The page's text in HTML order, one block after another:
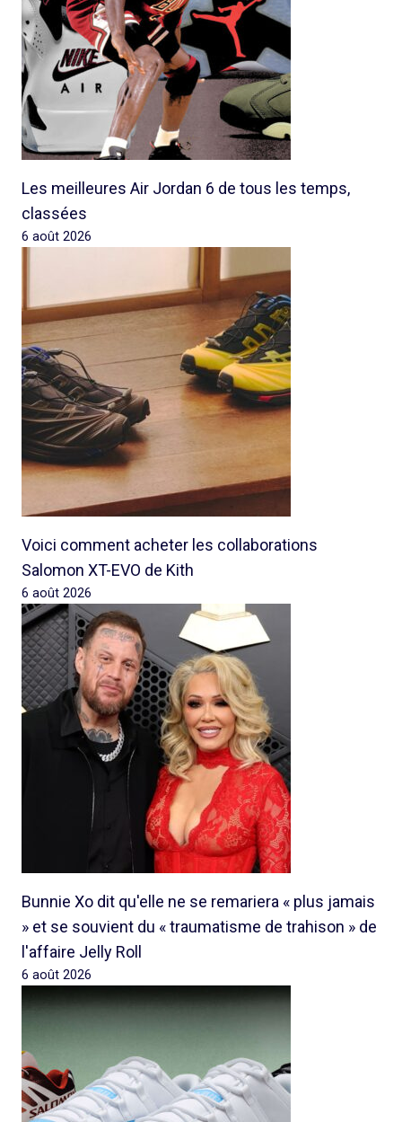
Les meilleures Air Jordan 6 de tous les temps,
classées
6 août 2026
Voici comment acheter les collaborations
Salomon XT-EVO de Kith
6 août 2026
Bunnie Xo dit qu'elle ne se remariera « plus jamais
» et se souvient du « traumatisme de trahison » de
l'affaire Jelly Roll
6 août 2026